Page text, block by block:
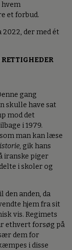
et forbud.
der med ét
gang
skulle have sat
mod det
i 1979.
man kan læse
, gik hans
iranske piger
i skoler og
den anden, da
hjem fra sit
vis. Regimets
ethvert forsøg på
dem for
i disse